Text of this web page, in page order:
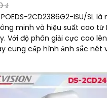
₫
2CD2386G2-ISU/SL
minh và hiệu suất cao từ
cung cấp hình ảnh sắc nét